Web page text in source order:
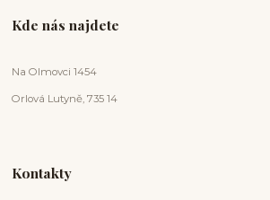
Kde nás najdete
Na Olmovci 1454
Orlová Lutyně, 735 14
Kontakty